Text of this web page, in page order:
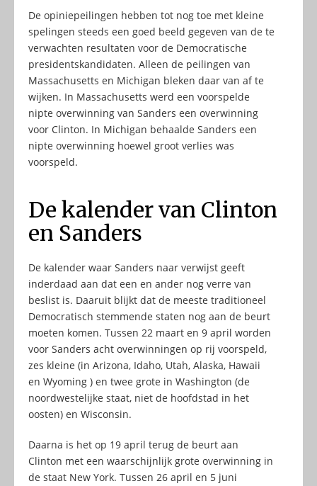
De opiniepeilingen hebben tot nog toe met kleine
spelingen steeds een goed beeld gegeven van de te
verwachten resultaten voor de Democratische
presidentskandidaten. Alleen de peilingen van
Massachusetts en Michigan bleken daar van af te
wijken. In Massachusetts werd een voorspelde
nipte overwinning van Sanders een overwinning
voor Clinton. In Michigan behaalde Sanders een
nipte overwinning hoewel groot verlies was
voorspeld.
De kalender van Clinton
en Sanders
De kalender waar Sanders naar verwijst geeft
inderdaad aan dat een en ander nog verre van
beslist is. Daaruit blijkt dat de meeste traditioneel
Democratisch stemmende staten nog aan de beurt
moeten komen. Tussen 22 maart en 9 april worden
voor Sanders acht overwinningen op rij voorspeld,
zes kleine (in Arizona, Idaho, Utah, Alaska, Hawaii
en Wyoming ) en twee grote in Washington (de
noordwestelijke staat, niet de hoofdstad in het
oosten) en Wisconsin.
Daarna is het op 19 april terug de beurt aan
Clinton met een waarschijnlijk grote overwinning in
de staat New York. Tussen 26 april en 5 juni